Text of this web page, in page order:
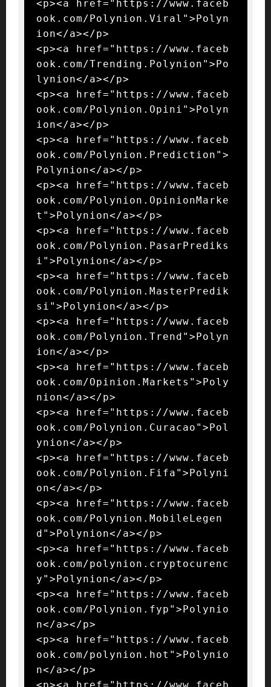
<p><a href="https://www.faceb
ook.com/Polynion.Viral">Polyn
ion</a></p>
<p><a href="https://www.faceb
ook.com/Trending.Polynion">Po
lynion</a></p>
<p><a href="https://www.faceb
ook.com/Polynion.Opini">Polyn
ion</a></p>
<p><a href="https://www.faceb
ook.com/Polynion.Prediction">
Polynion</a></p>
<p><a href="https://www.faceb
ook.com/Polynion.OpinionMarke
t">Polynion</a></p>
<p><a href="https://www.faceb
ook.com/Polynion.PasarPrediks
i">Polynion</a></p>
<p><a href="https://www.faceb
ook.com/Polynion.MasterPredik
si">Polynion</a></p>
<p><a href="https://www.faceb
ook.com/Polynion.Trend">Polyn
ion</a></p>
<p><a href="https://www.faceb
ook.com/Opinion.Markets">Poly
nion</a></p>
<p><a href="https://www.faceb
ook.com/Polynion.Curacao">Pol
ynion</a></p>
<p><a href="https://www.faceb
ook.com/Polynion.Fifa">Polyni
on</a></p>
<p><a href="https://www.faceb
ook.com/Polynion.MobileLegen
d">Polynion</a></p>
<p><a href="https://www.faceb
ook.com/polynion.cryptocurenc
y">Polynion</a></p>
<p><a href="https://www.faceb
ook.com/Polynion.fyp">Polynio
n</a></p>
<p><a href="https://www.faceb
ook.com/polynion.hot">Polynio
n</a></p>